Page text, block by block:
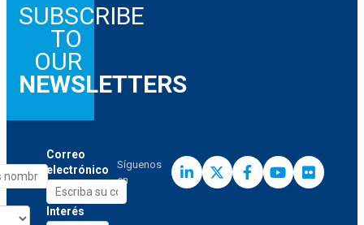
SUBSCRIBE
TO
OUR
NEWSLETTERS
Correo
electrónico
Interés
Síguenos
en